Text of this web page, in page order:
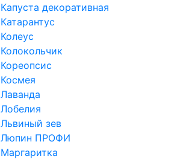
Капуста декоративная
Катарантус
Колеус
Колокольчик
Кореопсис
Космея
Лаванда
Лобелия
Львиный зев
Люпин ПРОФИ
Маргаритка